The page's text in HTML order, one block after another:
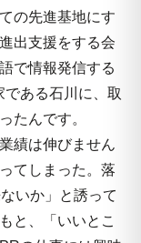
の先進基地にす
出支援をする会
で情報発信する
ある石川に、取
たんです。
績は伸びません
てしまった。落
いか」と誘って
と、「いいとこ